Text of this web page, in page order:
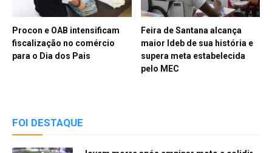
Procon e OAB intensificam
fiscalização no comércio
para o Dia dos Pais
Feira de Santana alcança
maior Ideb de sua história e
supera meta estabelecida
pelo MEC
FOI DESTAQUE